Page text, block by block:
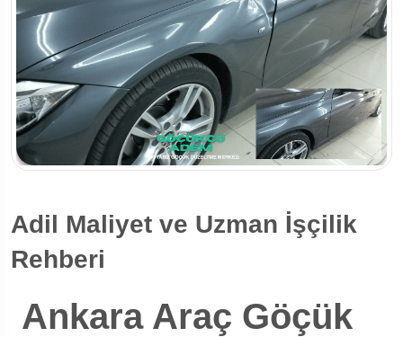
Adil Maliyet ve Uzman İşçilik
Rehberi
Ankara Araç Göçük